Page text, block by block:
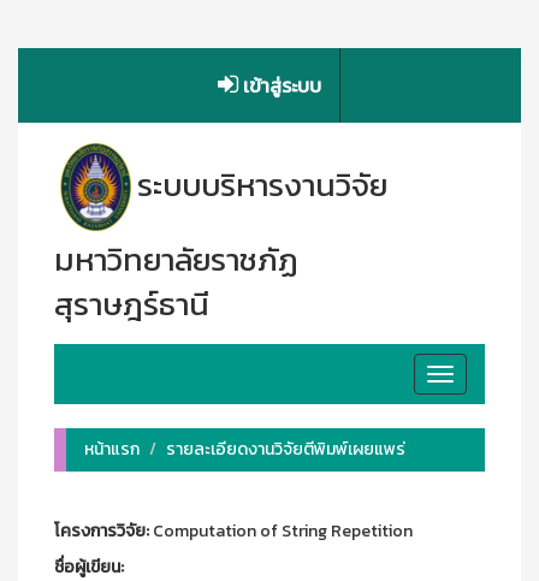
เข้าสู่ระบบ
ระบบบริหารงานวิจัย
มหาวิทยาลัยราชภัฏ
สุราษฎร์ธานี
Toggle
navigation
หน้าแรก
รายละเอียดงานวิจัยตีพิมพ์เผยแพร่
โครงการวิจัย:Computation of String Repetition
ชื่อผู้เขียน: